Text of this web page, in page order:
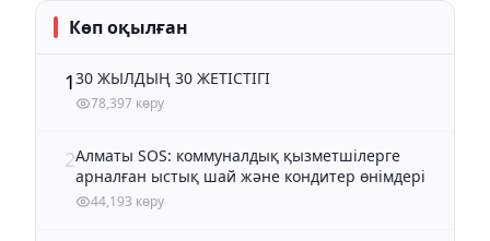
Көп оқылған
130 ЖЫЛДЫҢ 30 ЖЕТІСТІГІ
78,397 көру
2Алматы SOS: коммуналдық қызметшілерге
арналған ыстық шай және кондитер өнімдері
44,193 көру